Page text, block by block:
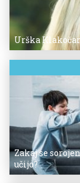
Urška
Zakaj se
učijo?